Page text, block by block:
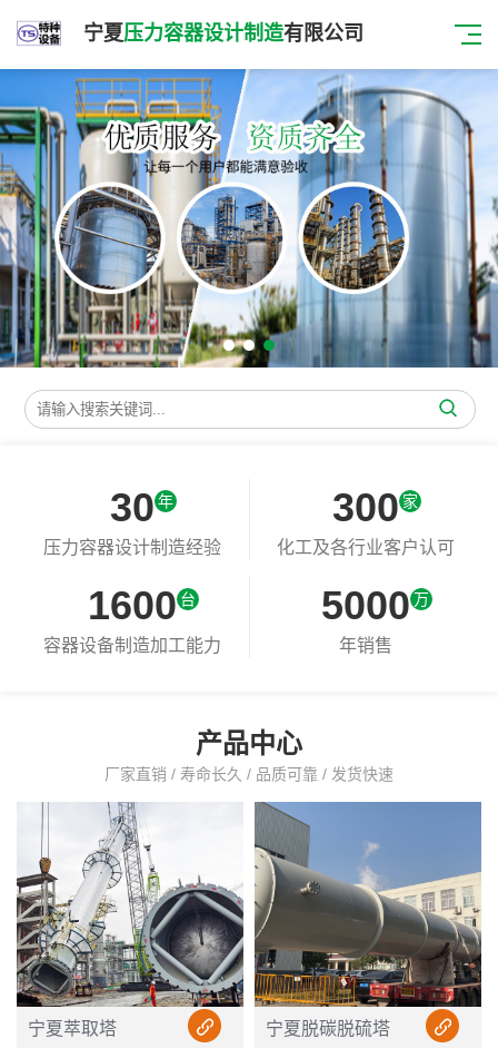
宁夏压力容器设计制造有限公司
30年
压力容器设计制造经验
300 家
化工及各行业客户认可
1600 台
容器设备制造加工能力
5000 万
年销售
产品中心
厂家直销 / 寿命长久 / 品质可靠 / 发货快速
宁夏萃取塔 宁夏脱碳脱硫塔